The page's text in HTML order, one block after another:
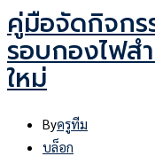
คู่มือจัดกิจก
รอบกองไฟส
ใหม่
Byครูทีม
บล็อก